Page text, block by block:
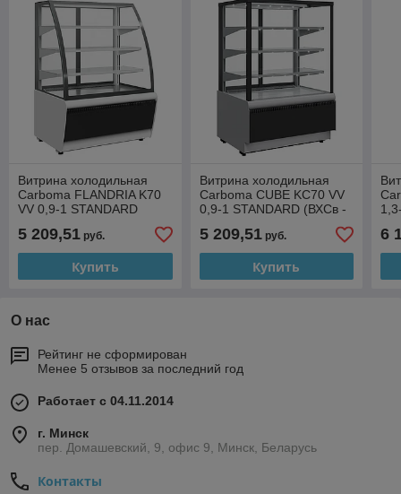
Витрина холодильная
Carboma FLANDRIA K70
VV 0,9-1 STANDARD
Люкс) ТЕХНО
5 209,51 руб.
Купить
Витрина холодильная
Carboma CUBE KC70 VV
0,9-1 STANDARD (ВХСв -
0,9д Carboma Cube Люкс)
ТЕХНО
5 209,51руб.
Купить
6
О нас
Рейтинг не сформирован
Менее 5 отзывов за последний год
Работает с 04.11.2014
г. Минск
пер. Домашевский, 9, офис 9, Минск, Беларусь
Контакты